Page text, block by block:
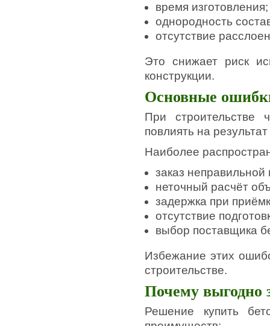
время изготовления;
однородность
отсутствие
Это снижает риск
конструкции.
Основные
При строительстве
повлиять на
Наиболее
заказ неправильной
неточный расчёт
задержка при
отсутствие
выбор поставщика
Избежание этих
строительстве.
Почему выгодно
Решение купить